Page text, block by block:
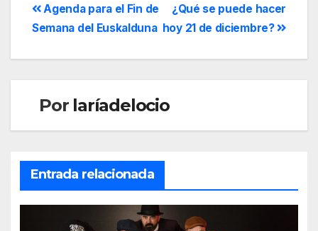
¿Qué se puede hacer
hoy 21 de diciembre?
Agenda para el Fin de
Semana del Euskalduna
Por laríadelocio
Entrada relacionada